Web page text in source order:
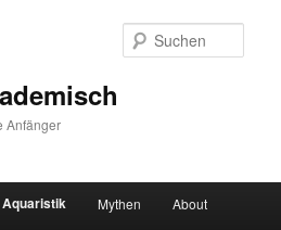
Anfänger
Aquaristik Mythen About